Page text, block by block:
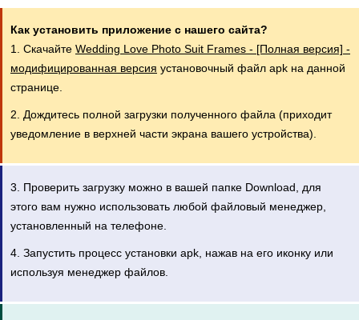
Как установить приложение с нашего сайта?
1. Скачайте Wedding Love Photo Suit Frames - [Полная версия] -
модифицированная версия установочный файл apk на данной
странице.
2. Дождитесь полной загрузки полученного файла (приходит
уведомление в верхней части экрана вашего устройства).
3. Проверить загрузку можно в вашей папке Download, для
этого вам нужно использовать любой файловый менеджер,
установленный на телефоне.
4. Запустить процесс установки apk, нажав на его иконку или
используя менеджер файлов.